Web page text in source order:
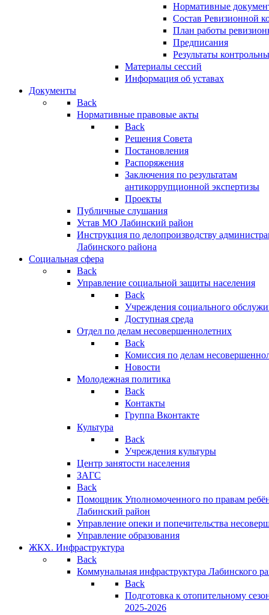
Нормативные
Состав Ревизионной
План работы
Предписания
Результаты
Материалы сессий
Информация об уставах
Документы
Back
Нормативные правовые акты
Back
Решения Совета
Постановления
Распоряжения
Заключения по результатам
антикоррупционной экспертизы
Проекты
Публичные слушания
Устав МО Лабинский район
Инструкция по делопроизводству
Лабинского района
Социальная сфера
Back
Управление социальной защиты населения
Back
Учреждения социального
Доступная среда
Отдел по делам несовершеннолетних
Back
Комиссия по делам
Новости
Молодежная политика
Back
Контакты
Группа Вконтакте
Культура
Back
Учреждения культуры
Центр занятости населения
ЗАГС
Back
Помощник Уполномоченного по правам
Лабинский район
Управление опеки и попечительства
Управление образования
ЖКХ. Инфраструктура
Back
Коммунальная инфраструктура Лабинского
Back
Подготовка к отопительному
2025-2026